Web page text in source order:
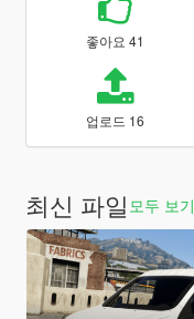
좋아요 41
업로드 16
최신 파일 모두 보기